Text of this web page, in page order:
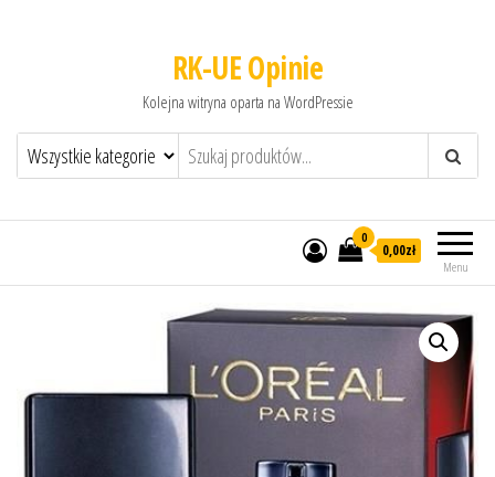
RK-UE Opinie
Kolejna witryna oparta na WordPressie
Menu
0
0,00zł